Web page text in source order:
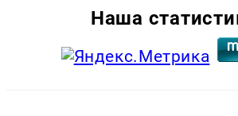
Наша